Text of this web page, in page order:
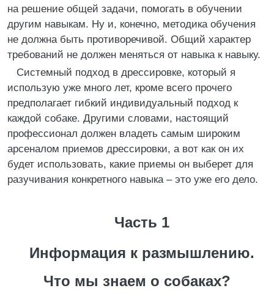
на решение общей задачи, помогать в обучении
другим навыкам. Ну и, конечно, методика обучения
не должна быть противоречивой. Общий характер
требований не должен меняться от навыка к навыку.
Системный подход в дрессировке, который я
использую уже много лет, кроме всего прочего
предполагает гибкий индивидуальный подход к
каждой собаке. Другими словами, настоящий
профессионал должен владеть самым широким
арсеналом приемов дрессировки, а вот как он их
будет использовать, какие приемы он выберет для
разучивания конкретного навыка – это уже его дело.
Часть 1
Информация к размышлению.
Что мы знаем о собаках?